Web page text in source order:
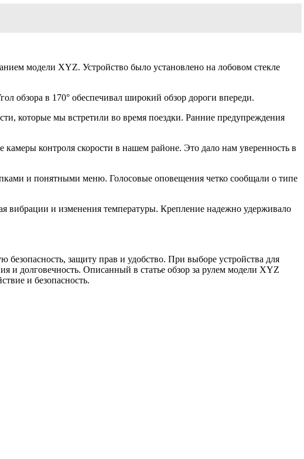
модели XYZ. Устройство было установлено на лобовом стекле
обзора в 170° обеспечивал широкий обзор дороги впереди.
которые мы встретили во время поездки. Ранние предупреждения
контроля скорости в нашем районе. Это дало нам уверенность в
и понятными меню. Голосовые оповещения четко сообщали о типе
вибрации и изменения температуры. Крепление надежно удерживало
защиту прав и удобство. При выборе устройства для
и долговечность. Описанный в статье обзор за рулем модели XYZ
и безопасность.